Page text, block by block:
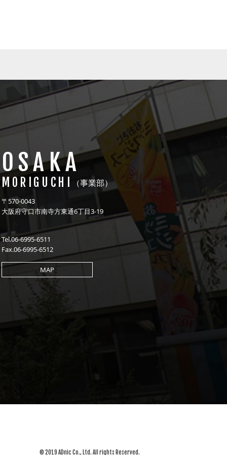
OSAKA
MORIGUCHI （事業部）
〒570-0043
大阪府守口市南寺方東通6丁目3-19
Tel.06-6995-6511
Fax.06-6995-6512
MAP
© 2019 ADnic Co., Ltd. All rights Reserved.